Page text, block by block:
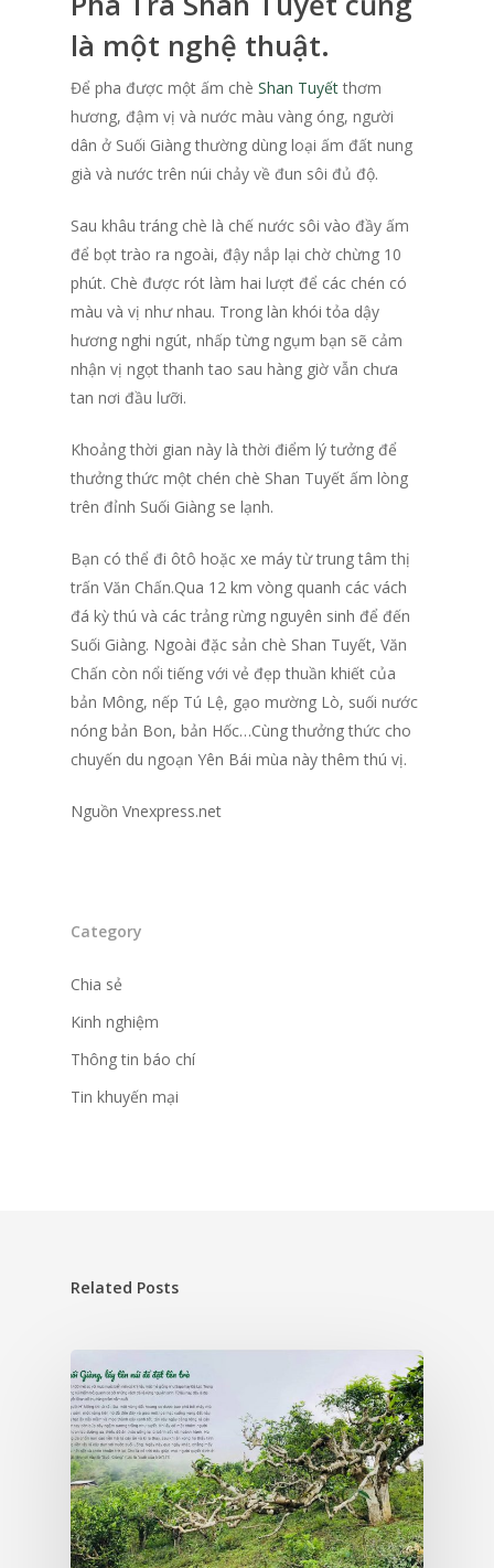
là một nghệ thuật.
Để pha được một ấm chè Shan Tuyếtthơm
hương, đậm vị và nước màu vàng óng, người
dân ở Suối Giàng thường dùng loại ấm đất nung
già và nước trên núi chảy về đun sôi đủ độ.
Sau khâu tráng chè là chế nước sôi vào đầy ấm
để bọt trào ra ngoài, đậy nắp lại chờ chừng 10
phút. Chè được rót làm hai lượt để các chén có
màu và vị như nhau. Trong làn khói tỏa dậy
hương nghi ngút, nhấp từng ngụm bạn sẽ cảm
nhận vị ngọt thanh tao sau hàng giờ vẫn chưa
tan nơi đầu lưỡi.
Khoảng thời gian này là thời điểm lý tưởng để
thưởng thức một chén chè Shan Tuyết ấm lòng
trên đỉnh Suối Giàng se lạnh.
Bạn có thể đi ôtô hoặc xe máy từ trung tâm thị
trấn Văn Chấn.Qua 12 km vòng quanh các vách
đá kỳ thú và các trảng rừng nguyên sinh để đến
Suối Giàng. Ngoài đặc sản chè Shan Tuyết, Văn
Chấn còn nổi tiếng với vẻ đẹp thuần khiết của
bản Mông, nếp Tú Lệ, gạo mường Lò, suối nước
nóng bản Bon, bản Hốc…Cùng thưởng thức cho
chuyến du ngoạn Yên Bái mùa này thêm thú vị.
Nguồn Vnexpress.net
Category
Chia sẻ
Kinh nghiệm
Thông tin báo chí
Tin khuyến mại
Related Posts
Blog
Liên hệ